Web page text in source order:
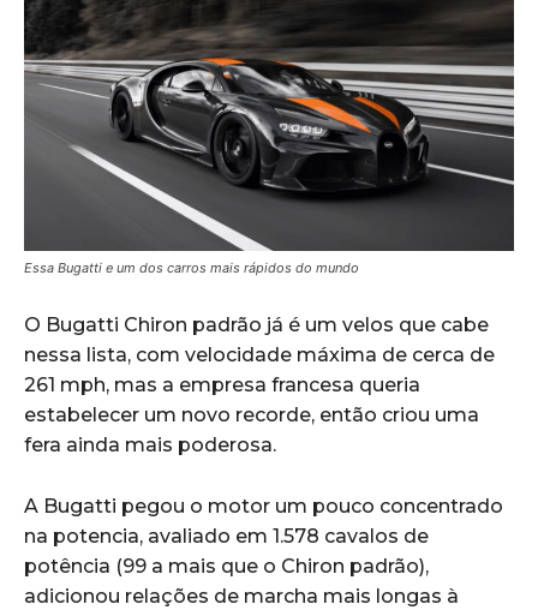
Essa Bugatti e um dos carros mais rápidos do mundo
O Bugatti Chiron padrão já é um velos que cabe
nessa lista, com velocidade máxima de cerca de
261 mph, mas a empresa francesa queria
estabelecer um novo recorde, então criou uma
fera ainda mais poderosa.
A Bugatti pegou o motor um pouco concentrado
na potencia, avaliado em 1.578 cavalos de
potência (99 a mais que o Chiron padrão),
adicionou relações de marcha mais longas à